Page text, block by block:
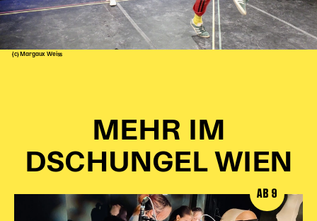
(c) Margaux Weiss
MEHR IM
DSCHUNGEL WIEN
AB 9